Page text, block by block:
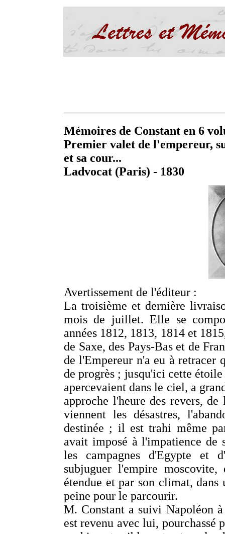
Mémoires de Constant en 6
Premier valet de l'empereur,
et sa cour...
Ladvocat (Paris) - 1830
Avertissement de l'éditeur :
La troisième et dernière
mois de juillet. Elle se
années 1812, 1813, 1814 et
de Saxe, des Pays-Bas et de
de l'Empereur n'a eu à retracer
de progrès ; jusqu'ici cette
apercevaient dans le ciel, a
approche l'heure des revers,
viennent les désastres,
destinée ; il est trahi même
avait imposé à l'impatience de
les campagnes d'Egypte et
subjuguer l'empire
étendue et par son climat,
peine pour le parcourir.
M. Constant a suivi Napoléon
est revenu avec lui, pourchassé